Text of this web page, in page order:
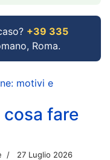
+39 335
Roma.
motivi e
fare
27 Luglio 2026